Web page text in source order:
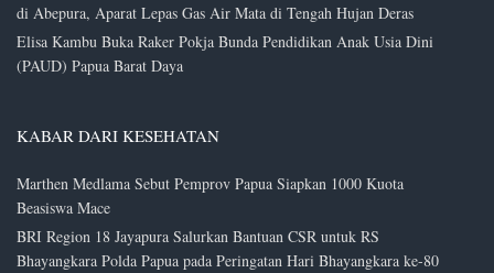
di Abepura, Aparat Lepas Gas Air Mata di Tengah Hujan Deras
Elisa Kambu Buka Raker Pokja Bunda Pendidikan Anak Usia Dini
(PAUD) Papua Barat Daya
KABAR DARI KESEHATAN
Marthen Medlama Sebut Pemprov Papua Siapkan 1000 Kuota
Beasiswa Mace
BRI Region 18 Jayapura Salurkan Bantuan CSR untuk RS
Bhayangkara Polda Papua pada Peringatan Hari Bhayangkara ke-80